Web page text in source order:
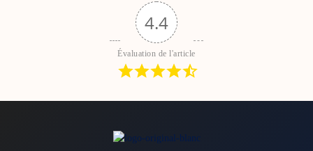
4.4
Évaluation de l'article